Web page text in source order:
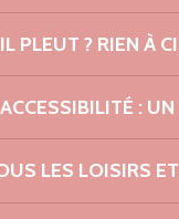
IL PLEUT ? RIEN À
ACCESSIBILITÉ :
LES LOISIRS
et
privilège
nos produits
une évidence !